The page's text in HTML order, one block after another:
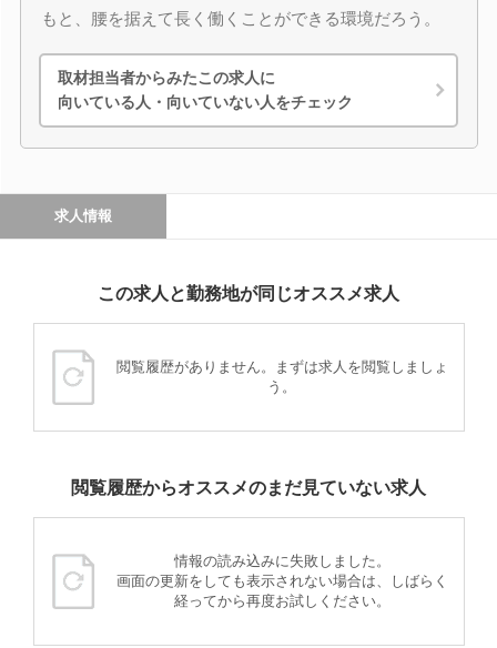
もと、腰を据えて長く働くことができる環境だろう。
取材担当者からみたこの求人に
向いている人・向いていない人をチェック
求人情報
この求人と勤務地が同じオススメ求人
閲覧履歴がありません。まずは求人を閲覧しましょ
う。
閲覧履歴からオススメのまだ見ていない求人
情報の読み込みに失敗しました。
画面の更新をしても表示されない場合は、しばらく
経ってから再度お試しください。